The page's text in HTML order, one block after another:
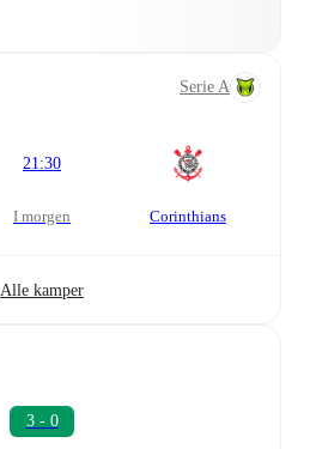
Serie A
21:30
i morgen Corinthians
Alle kamper
3 - 0